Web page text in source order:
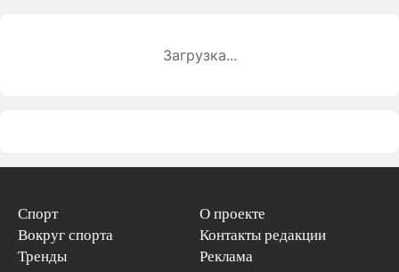
Загрузка...
Спорт
Вокруг спорта
Тренды
О проекте
Контакты редакции
Реклама